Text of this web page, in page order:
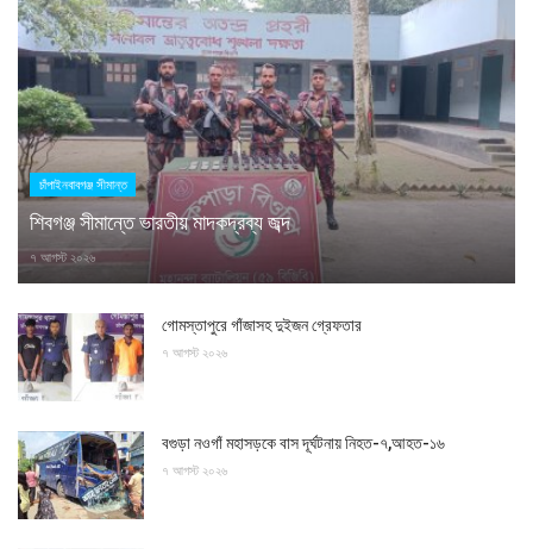
চাঁপাইনবাবগঞ্জ সীমান্ত
শিবগঞ্জ সীমান্তে ভারতীয় মাদকদ্রব্য জব্দ
৭ আগস্ট ২০২৬
গোমস্তাপুরে গাঁজাসহ দুইজন গ্রেফতার
৭ আগস্ট ২০২৬
বগুড়া নওগাঁ মহাসড়কে বাস দূর্ঘটনায় নিহত-৭,আহত-১৬
৭ আগস্ট ২০২৬